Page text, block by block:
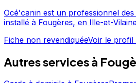
Océ'canin est un professionnel
installé à Fougères, en Ille-et-Vilaine. Prenez
votre chien. Océ'canin est un professionnel du service
Fiche non revendiquéeVoir le
Autres services à